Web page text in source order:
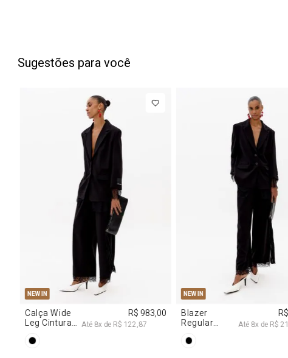
Sugestões para você
NEW IN
Blazer
Regular
Acetinado
R$ 1.777,00
Até 8x deR$ 222,12
NEW IN
Calça Jeans
Barrel
Média
Até 8x deR$